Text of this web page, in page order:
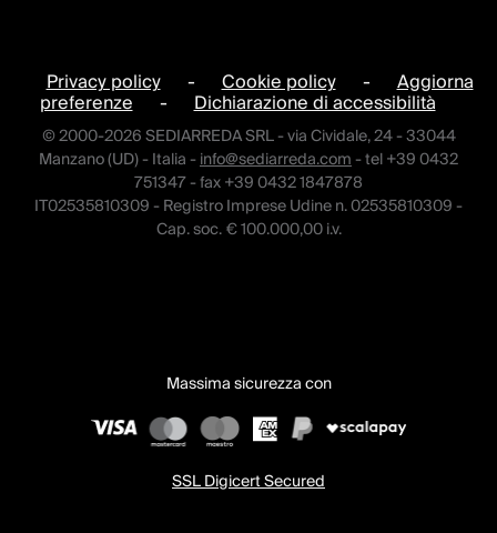
Privacy policy - Cookie policy - Aggiorna
preferenze - Dichiarazione di accessibilità
© 2000-2026 SEDIARREDA SRL - via Cividale, 24 - 33044
Manzano (UD) - Italia -info@sediarreda.com- tel +39 0432
751347 - fax +39 0432 1847878
IT02535810309 - Registro Imprese Udine n. 02535810309 -
Cap. soc. € 100.000,00 i.v.
Massima sicurezza con
SSL Digicert Secured